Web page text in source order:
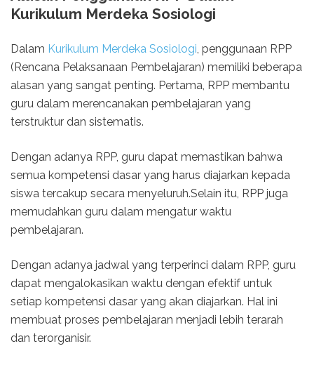
Kurikulum Merdeka Sosiologi
Dalam Kurikulum Merdeka Sosiologi , penggunaan RPP
(Rencana Pelaksanaan Pembelajaran) memiliki beberapa
alasan yang sangat penting. Pertama, RPP membantu
guru dalam merencanakan pembelajaran yang
terstruktur dan sistematis.
Dengan adanya RPP, guru dapat memastikan bahwa
semua kompetensi dasar yang harus diajarkan kepada
siswa tercakup secara menyeluruh.Selain itu, RPP juga
memudahkan guru dalam mengatur waktu
pembelajaran.
Dengan adanya jadwal yang terperinci dalam RPP, guru
dapat mengalokasikan waktu dengan efektif untuk
setiap kompetensi dasar yang akan diajarkan. Hal ini
membuat proses pembelajaran menjadi lebih terarah
dan terorganisir.